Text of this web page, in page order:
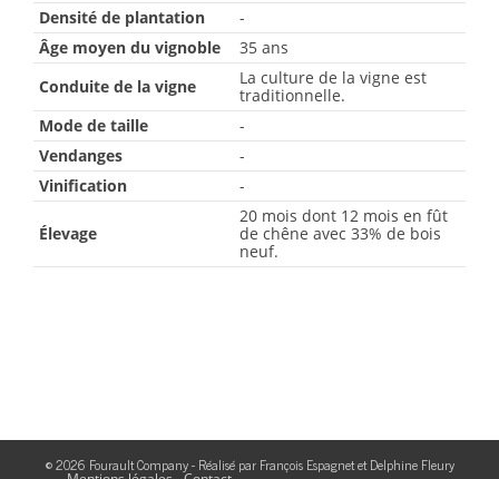
Densité de plantation
-
Âge moyen du vignoble
35 ans
Conduite de la vigne
La culture de la vigne est
traditionnelle.
Mode de taille
-
Vendanges
-
Vinification
-
Élevage
20 mois dont 12 mois en fût
de chêne avec 33% de bois
neuf.
© 2026 Fourault Company - Réalisé par François EspagnetetDelphine Fleury